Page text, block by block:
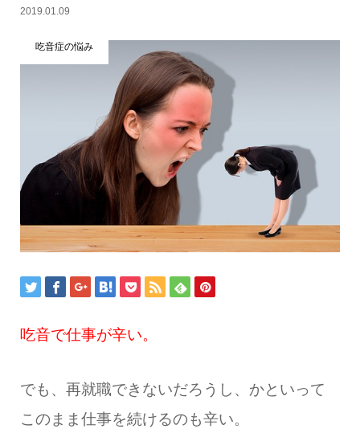
2019.01.09
吃音症の悩み
吃音で仕事が辛い。
でも、再就職できないだろうし、かといって
このまま仕事を続けるのも辛い。